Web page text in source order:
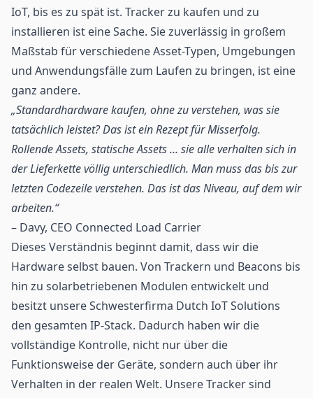
IoT, bis es zu spät ist. Tracker zu kaufen und zu
installieren ist eine Sache. Sie zuverlässig in großem
Maßstab für verschiedene Asset-Typen, Umgebungen
und Anwendungsfälle zum Laufen zu bringen, ist eine
ganz andere.
„Standardhardware kaufen, ohne zu verstehen, was sie
tatsächlich leistet? Das ist ein Rezept für Misserfolg.
Rollende Assets, statische Assets ... sie alle verhalten sich in
der Lieferkette völlig unterschiedlich. Man muss das bis zur
letzten Codezeile verstehen. Das ist das Niveau, auf dem wir
arbeiten.“
– Davy, CEO Connected Load Carrier
Dieses Verständnis beginnt damit, dass wir die
Hardware selbst bauen. Von Trackern und Beacons bis
hin zu solarbetriebenen Modulen entwickelt und
besitzt unsere Schwesterfirma Dutch IoT Solutions
den gesamten IP-Stack. Dadurch haben wir die
vollständige Kontrolle, nicht nur über die
Funktionsweise der Geräte, sondern auch über ihr
Verhalten in der realen Welt. Unsere Tracker sind